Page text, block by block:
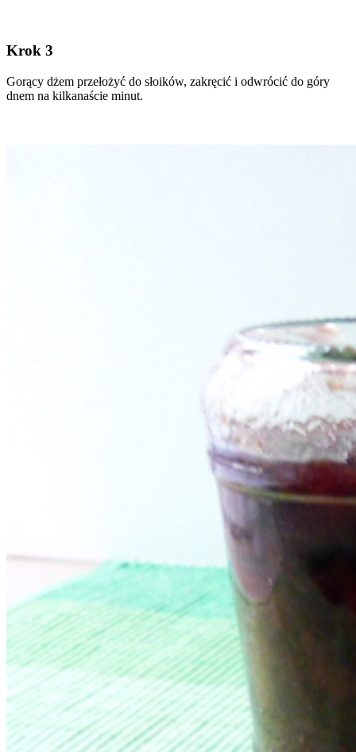
Krok 3
Gorący dżem przełożyć do słoików, zakręcić i odwrócić do góry
dnem na kilkanaście minut.